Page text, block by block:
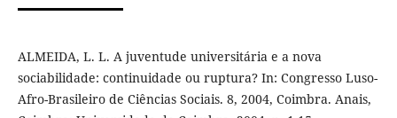
ALMEIDA, L. L. A juventude universitária e a nova
sociabilidade: continuidade ou ruptura? In: Congresso Luso-
Afro-Brasileiro de Ciências Sociais. 8, 2004, Coimbra. Anais,